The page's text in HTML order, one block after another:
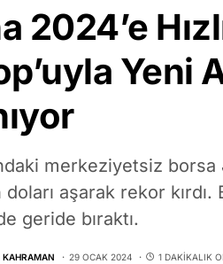
2024’e
Yeni
merkeziyetsiz
aşarak rekor
geride bıraktı.
KAHRAMAN 29 OCAK 2024 1 DAKIKALIK